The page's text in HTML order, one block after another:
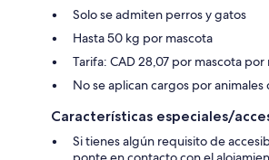
Solo se admiten perros y gatos
Hasta 50 kg por mascota
Tarifa: CAD 28,07 por mascota por
No se aplican cargos por animales
Características especiales/
Si tienes algún requisito de